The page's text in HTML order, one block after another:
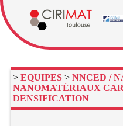
>EQUIPES >NNCED /
NANOMATÉRIAUX
DENSIFICATION